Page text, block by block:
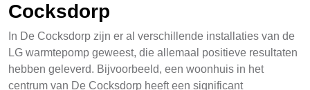
Cocksdorp
In De Cocksdorp zijn er al verschillende installaties van de
LG warmtepomp geweest, die allemaal positieve resultaten
hebben geleverd. Bijvoorbeeld, een woonhuis in het
centrum van De Cocksdorp heeft een significant